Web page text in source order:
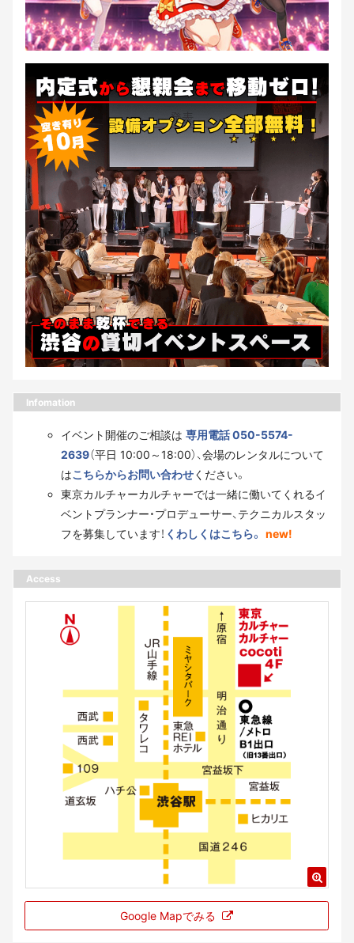
Infomation
イベント開催のご相談は 専用電話 050-5574-
2639（平日 10:00～18:00）、会場のレンタルについて
はこちらからお問い合わせください。
東京カルチャーカルチャーでは一緒に働いてくれるイ
ベントプランナー・プロデューサー、テクニカルスタッ
フを募集しています！ くわしくはこちら。 new!
Access
Google Mapでみる